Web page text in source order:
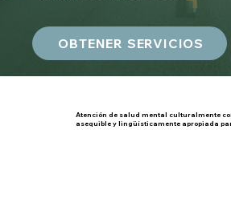
OBTENER SERVICIOS
Atención de salud mental culturalmente
asequible y lingüísticamente apropiada